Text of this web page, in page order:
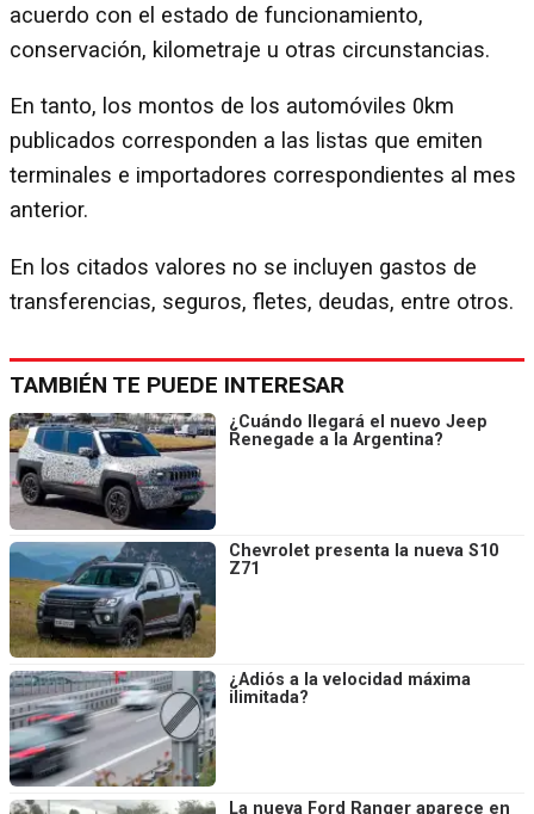
acuerdo con el estado de funcionamiento,
conservación, kilometraje u otras circunstancias.
En tanto, los montos de los automóviles 0km
publicados corresponden a las listas que emiten
terminales e importadores correspondientes al mes
anterior.
En los citados valores no se incluyen gastos de
transferencias, seguros, fletes, deudas, entre otros.
TAMBIÉN TE PUEDE INTERESAR
¿Cuándo llegará el nuevo Jeep
Renegade a la Argentina?
Chevrolet presenta la nueva S10
Z71
¿Adiós a la velocidad máxima
ilimitada?
La nueva Ford Ranger aparece en